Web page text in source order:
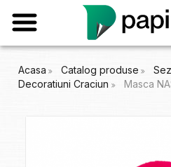
Acasa Catalog produse
Decoratiuni Craciun
Masca